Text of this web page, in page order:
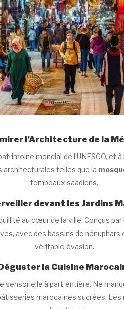
l’Architecture de la
mondial de l’UNESCO,
architecturales telles que la
tombeaux saadiens.
devant les Jardins
au cœur de la ville. Conçus
avec des bassins de
véritable évasion.
la Cuisine
sensorielle à part entière. Ne
marocaines sucrées.